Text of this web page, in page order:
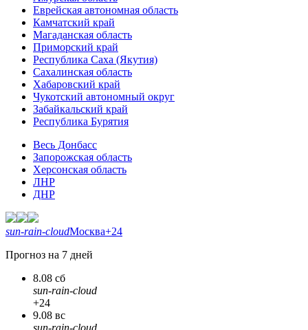
Еврейская автономная область
Камчатский край
Магаданская область
Приморский край
Республика Саха (Якутия)
Сахалинская область
Хабаровский край
Чукотский автономный округ
Забайкальский край
Республика Бурятия
Весь Донбасс
Запорожская область
Херсонская область
ЛНР
ДНР
sun-rain-cloudМосква+24
Прогноз на 7 дней
8.08 сб
sun-rain-cloud
+24
9.08 вс
sun-rain-cloud